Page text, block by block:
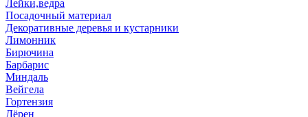
Лейки,ведра
Посадочный материал
Декоративные деревья и кустарники
Лимонник
Бирючина
Барбарис
Миндаль
Вейгела
Гортензия
Дёрен